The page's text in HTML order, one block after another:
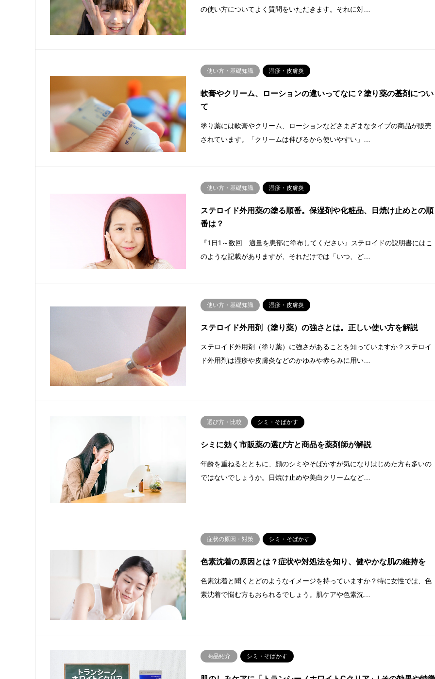
の使い方についてよく質問をいただきます。それに対…
使い方・基礎知識 湿疹・皮膚炎
軟膏やクリーム、ローションの違いってなに？塗り薬の基剤につい
て
塗り薬には軟膏やクリーム、ローションなどさまざまなタイプの商品が販売
されています。「クリームは伸びるから使いやすい」…
使い方・基礎知識 湿疹・皮膚炎
ステロイド外用薬の塗る順番。保湿剤や化粧品、日焼け止めとの順
番は？
『1日1～数回 適量を患部に塗布してください』ステロイドの説明書にはこ
のような記載がありますが、それだけでは「いつ、ど…
使い方・基礎知識 湿疹・皮膚炎
ステロイド外用剤（塗り薬）の強さとは。正しい使い方を解説
ステロイド外用剤（塗り薬）に強さがあることを知っていますか？ステロイ
ド外用剤は湿疹や皮膚炎などのかゆみや赤らみに用い…
選び方・比較 シミ・そばかす
シミに効く市販薬の選び方と商品を薬剤師が解説
年齢を重ねるとともに、顔のシミやそばかすが気になりはじめた方も多いの
ではないでしょうか。日焼け止めや美白クリームなど…
症状の原因・対策 シミ・そばかす
色素沈着の原因とは？症状や対処法を知り、健やかな肌の維持を
色素沈着と聞くとどのようなイメージを持っていますか？特に女性では、色
素沈着で悩む方もおられるでしょう。肌ケアや色素沈…
商品紹介 シミ・そばかす